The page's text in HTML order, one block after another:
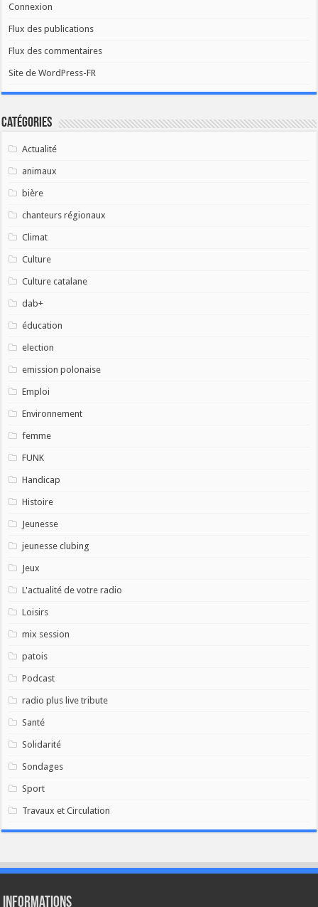
Connexion
Flux des publications
Flux des commentaires
Site de WordPress-FR
Catégories
Actualité
animaux
bière
chanteurs régionaux
Climat
Culture
Culture catalane
dab+
éducation
election
emission polonaise
Emploi
Environnement
femme
FUNK
Handicap
Histoire
Jeunesse
jeunesse clubing
Jeux
L'actualité de votre radio
Loisirs
mix session
patois
Podcast
radio plus live tribute
Santé
Solidarité
Sondages
Sport
Travaux et Circulation
Informations